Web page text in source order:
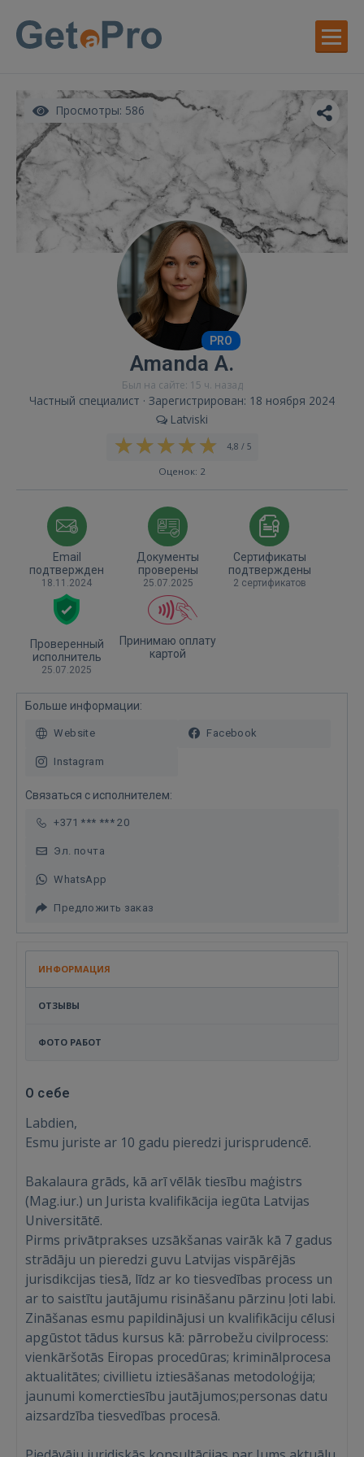
Войти
Просмотры: 586
PRO
Amanda A.
Был на сайте: 15 ч. назад
Частный специалист · Зарегистрирован: 18 ноября 2024
Latviski
4,8 / 5
Оценок: 2
Email
подтвержден
18.11.2024
Документы
проверены
25.07.2025
Сертификаты
подтверждены
2 сертификатов
Проверенный
исполнитель
25.07.2025
Принимаю оплату
картой
Больше информации:
Website Facebook
Instagram
Связаться с исполнителем:
+371 *** *** 20
Эл. почта
WhatsApp
Предложить заказ
ИНФОРМАЦИЯ
ОТЗЫВЫ
ФОТО РАБОТ
О себе
Labdien,
Esmu juriste ar 10 gadu pieredzi jurisprudencē.
Bakalaura grāds, kā arī vēlāk tiesību maģistrs
(Mag.iur.) un Jurista kvalifikācija iegūta Latvijas
Universitātē.
Pirms privātprakses uzsākšanas vairāk kā 7 gadus
strādāju un pieredzi guvu Latvijas vispārējās
jurisdikcijas tiesā, līdz ar ko tiesvedības process un
ar to saistītu jautājumu risināšanu pārzinu ļoti labi.
Zināšanas esmu papildinājusi un kvalifikāciju cēlusi
apgūstot tādus kursus kā: pārrobežu civilprocess:
vienkāršotās Eiropas procedūras; kriminālprocesa
aktualitātes; civillietu iztiesāšanas metodoloģija;
jaunumi komerctiesību jautājumos;personas datu
aizsardzība tiesvedības procesā.